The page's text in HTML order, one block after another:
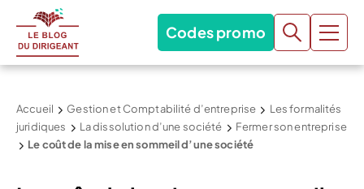
Codes promo
Accueil Gestion et Comptabilité d’entreprise
Les formalités
juridiques
La dissolution d’une société
Fermer son entreprise
Le coût de la mise en sommeil d’une société